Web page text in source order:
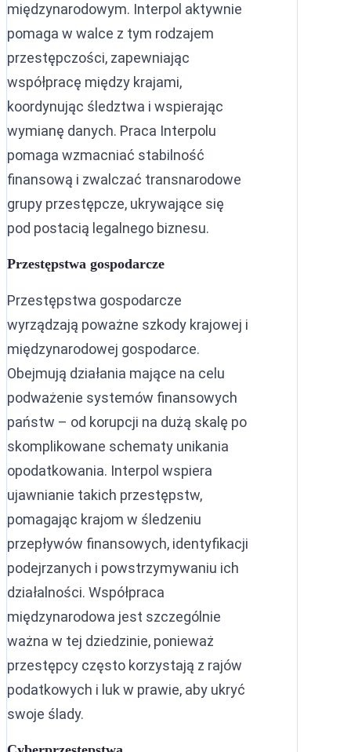
międzynarodowym. Interpol aktywnie
pomaga w walce z tym rodzajem
przestępczości, zapewniając
współpracę między krajami,
koordynując śledztwa i wspierając
wymianę danych. Praca Interpolu
pomaga wzmacniać stabilność
finansową i zwalczać transnarodowe
grupy przestępcze, ukrywające się
pod postacią legalnego biznesu.
Przestępstwa gospodarcze
Przestępstwa gospodarcze
wyrządzają poważne szkody krajowej i
międzynarodowej gospodarce.
Obejmują działania mające na celu
podważenie systemów finansowych
państw – od korupcji na dużą skalę po
skomplikowane schematy unikania
opodatkowania. Interpol wspiera
ujawnianie takich przestępstw,
pomagając krajom w śledzeniu
przepływów finansowych, identyfikacji
podejrzanych i powstrzymywaniu ich
działalności. Współpraca
międzynarodowa jest szczególnie
ważna w tej dziedzinie, ponieważ
przestępcy często korzystają z rajów
podatkowych i luk w prawie, aby ukryć
swoje ślady.